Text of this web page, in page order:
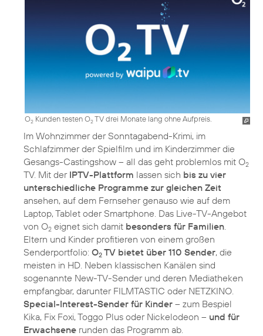
O2 Kunden testen O2TV drei Monate lang ohne Aufpreis.
Im Wohnzimmer der Sonntagabend-Krimi, im
Schlafzimmer der Spielfilm und im Kinderzimmer die
Gesangs-Castingshow – all das geht problemlos mit O2
TV. Mit der IPTV-Plattform lassen sich bis zu vier
unterschiedliche Programme zur gleichen Zeit
ansehen, auf dem Fernseher genauso wie auf dem
Laptop, Tablet oder Smartphone. Das Live-TV-Angebot
von O2 eignet sich damit besonders für Familien
Eltern und Kinder profitieren von einem großen
Senderportfolio: O2 TV bietet über 110 Sender, die
meisten in HD. Neben klassischen Kanälen sind
sogenannte New-TV-Sender und deren Mediatheken
empfangbar, darunter FILMTASTIC oder NETZKINO.
Special-Interest-Sender für Kinder – zum Bespiel
Kika, Fix Foxi, Toggo Plus oder Nickelodeon – und für
Erwachsene runden das Programm ab.